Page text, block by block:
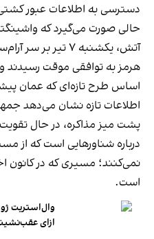
دسترسی به اطلاعات عبور
حالی صورت می‌گیرد که
آتش، یکشنبه ۷ تیر
هرمز به توافقی موقت رسیدند
اساس طرح تازه‌ای که عمان
اطلاعات تازه نشان می‌دهد
پشت میز مذاکره، در حال
درباره شناورهایی است که از
نمی‌کنند؛ مسیری که در کانون
است.
وال‌استریت
ازای